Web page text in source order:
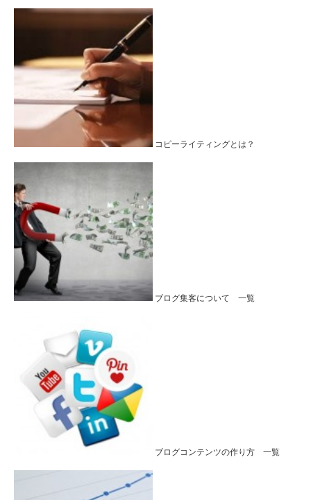
コピーライティングとは？
ブログ集客について 一覧
ブログコンテンツの作り方 一覧